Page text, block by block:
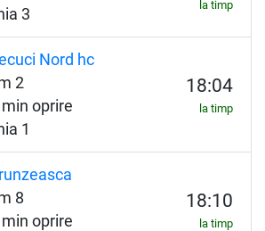
3
la timp
Nord hc
2
min oprire
1
18:04
la timp
8
min oprire
18:10
la timp